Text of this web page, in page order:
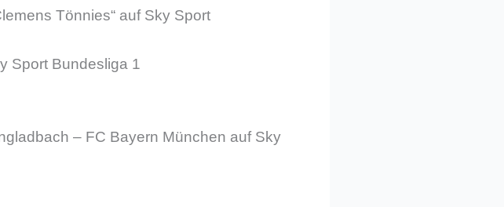
Tönnies“ auf Sky Sport
Sport Bundesliga 1
– FC Bayern München auf Sky